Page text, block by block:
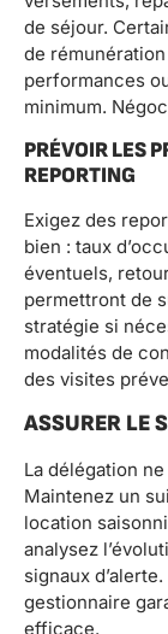
de séjour.
de
performances
minimum.
PRÉVOIR LES
REPORTING
Exigez des
bien : taux
éventuels,
permettront de
stratégie si
modalités de
des visites
ASSURER LE
La délégation
Maintenez un
location
analysez
signaux
gestionnaire
efficace.